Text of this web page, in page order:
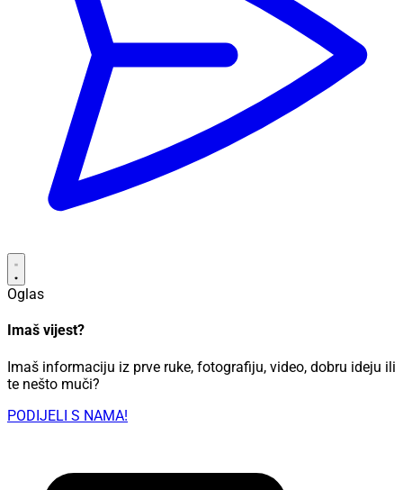
Oglas
Imaš vijest?
Imaš informaciju iz prve ruke, fotografiju, video, dobru ideju ili
te nešto muči?
PODIJELI S NAMA!